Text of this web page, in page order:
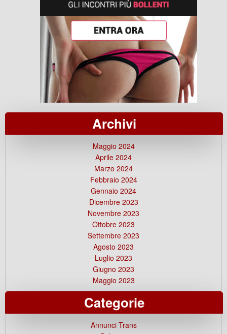
Archivi
Maggio 2024
Aprile 2024
Marzo 2024
Febbraio 2024
Gennaio 2024
Dicembre 2023
Novembre 2023
Ottobre 2023
Settembre 2023
Agosto 2023
Luglio 2023
Giugno 2023
Maggio 2023
Categorie
Annunci Trans